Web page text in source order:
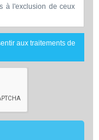
à l'exclusion de ceux
utilisées par
d'ouvrage concernée
et du suivi de mon
durée de 18 mois
entre comparateur-
avec ce projet et qui
sur ce projet.
», vous pouvez
et les faire
l'Héronière, 17220
07.86.24.07.28 -
aux traitements de